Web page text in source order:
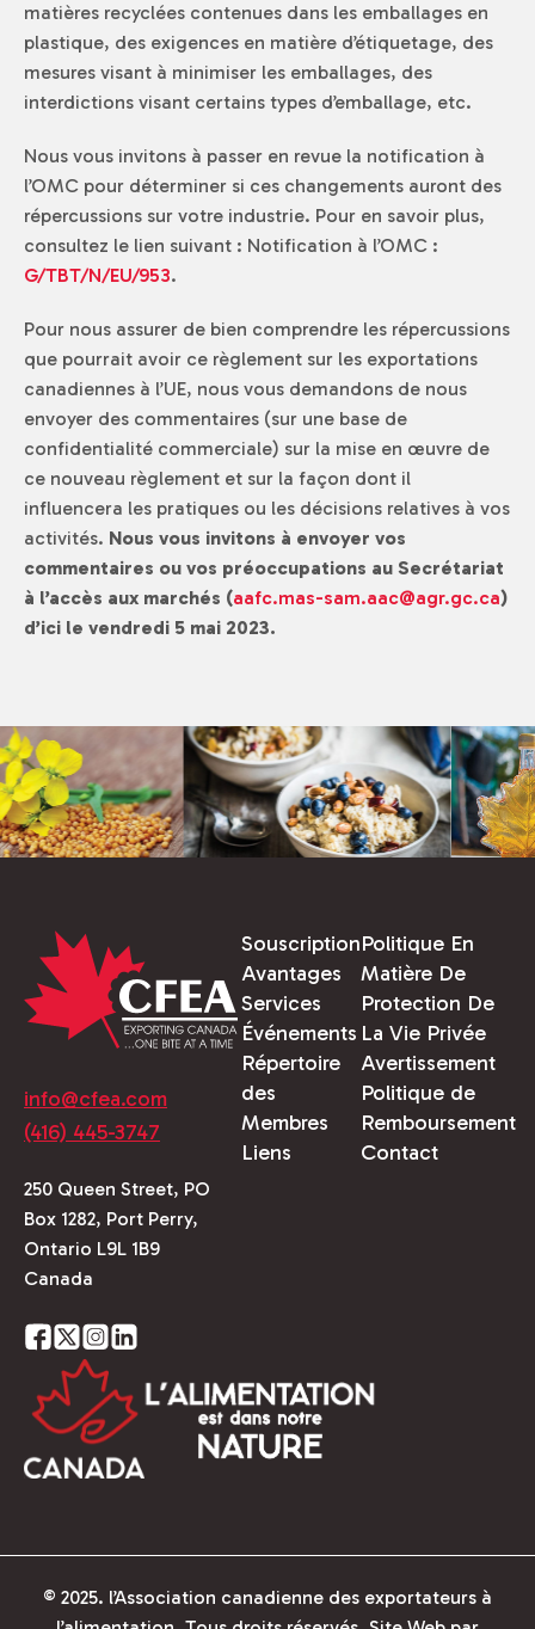
matières recyclées contenues dans les emballages en
plastique, des exigences en matière d’étiquetage, des
mesures visant à minimiser les emballages, des
interdictions visant certains types d’emballage, etc.
Nous vous invitons à passer en revue la notification à
l’OMC pour déterminer si ces changements auront des
répercussions sur votre industrie. Pour en savoir plus,
consultez le lien suivant : Notification à l’OMC :
G/TBT/N/EU/953.
Pour nous assurer de bien comprendre les répercussions
que pourrait avoir ce règlement sur les exportations
canadiennes à l’UE, nous vous demandons de nous
envoyer des commentaires (sur une base de
confidentialité commerciale) sur la mise en œuvre de
ce nouveau règlement et sur la façon dont il
influencera les pratiques ou les décisions relatives à vos
activités. Nous vous invitons à envoyer vos
commentaires ou vos préoccupations au Secrétariat
à l’accès aux marchés (aafc.mas-sam.aac@agr.gc.ca)
d’ici le vendredi 5 mai 2023.
info@cfea.com
(416) 445-3747
250 Queen Street, PO
Box 1282, Port Perry,
Ontario L9L 1B9
Canada
Souscription
Avantages
Services
Événements
Répertoire
des
Membres
Liens
Politique En
Matière De
Protection De
La Vie Privée
Avertissement
Politique de
Remboursement
Contact
© 2025. l’Association canadienne des exportateurs à